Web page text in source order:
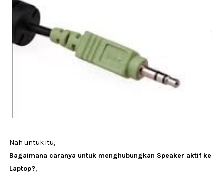
Nah untuk itu,
Bagaimana caranya untuk menghubungkan Speaker aktif ke
Laptop?,